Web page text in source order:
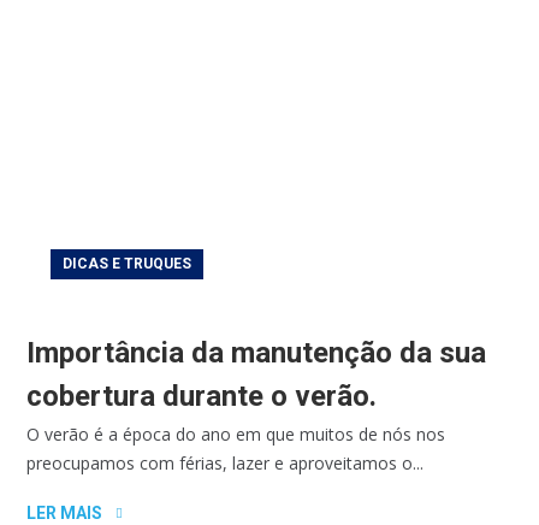
DICAS E TRUQUES
Importância da manutenção da sua
cobertura durante o verão.
O verão é a época do ano em que muitos de nós nos
preocupamos com férias, lazer e aproveitamos o...
LER MAIS